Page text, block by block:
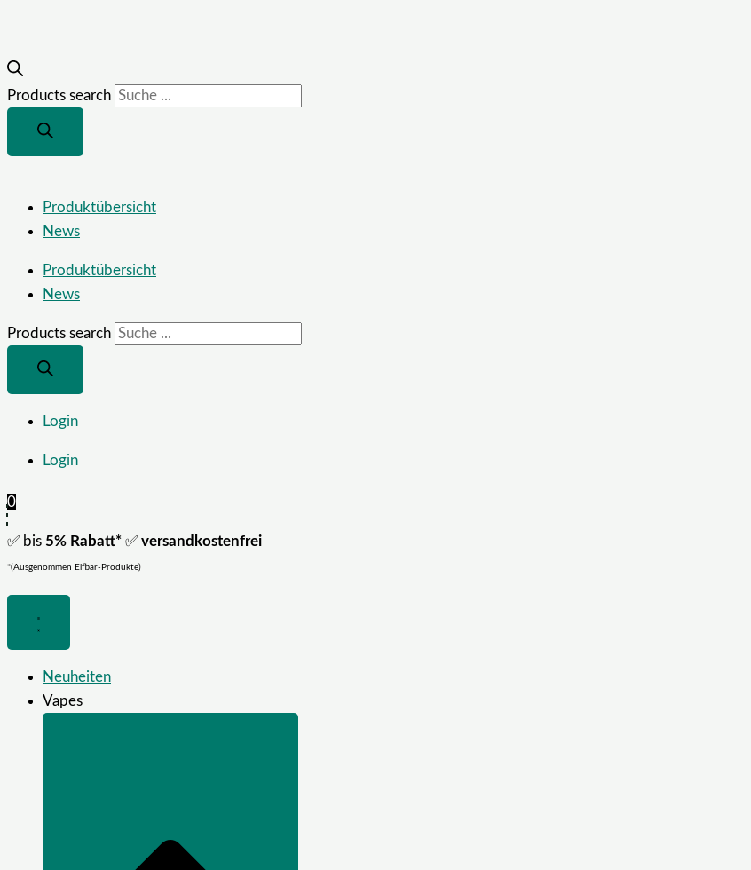
Products search
Produktübersicht
News
Produktübersicht
News
Products search
Login
Login
0
✅ bis 5% Rabatt* ✅ versandkostenfrei
*(Ausgenommen Elfbar-Produkte)
Neuheiten
Vapes